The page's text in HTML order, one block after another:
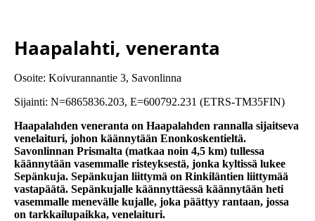
Haapalahti, veneranta
Osoite: Koivurannantie 3, Savonlinna
Sijainti: N=6865836.203, E=600792.231 (ETRS-TM35FIN)
Haapalahden veneranta on Haapalahden rannalla sijaitseva
venelaituri, johon käännytään Enonkoskentieltä.
Savonlinnan Prismalta (matkaa noin 4,5 km) tullessa
käännytään vasemmalle risteyksestä, jonka kyltissä lukee
Sepänkuja. Sepänkujan liittymä on Rinkiläntien liittymää
vastapäätä. Sepänkujalle käännyttäessä käännytään heti
vasemmalle menevälle kujalle, joka päättyy rantaan, jossa
on tarkkailupaikka, venelaituri.